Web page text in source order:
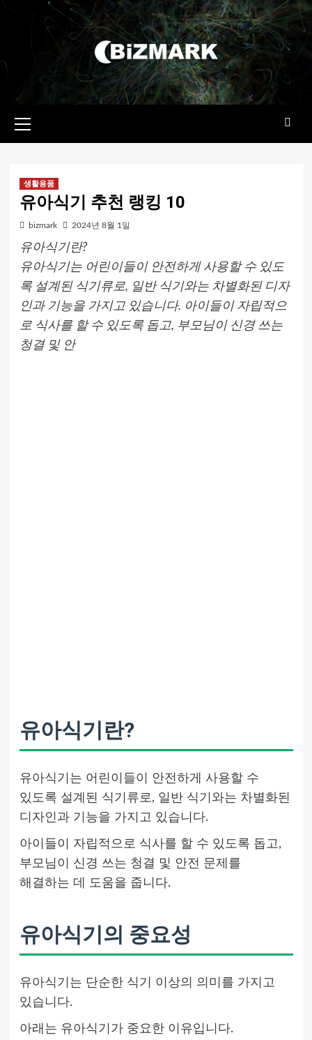
메뉴
생활용품
유아식기 추천 랭킹 10
bizmark 2024년 8월 1일
유아식기란?
유아식기는 어린이들이 안전하게 사용할 수 있도
록 설계된 식기류로, 일반 식기와는 차별화된 디자
인과 기능을 가지고 있습니다. 아이들이 자립적으
로 식사를 할 수 있도록 돕고, 부모님이 신경 쓰는
청결 및 안
유아식기란?
유아식기는 어린이들이 안전하게 사용할 수
있도록 설계된 식기류로, 일반 식기와는 차별화된
디자인과 기능을 가지고 있습니다.
아이들이 자립적으로 식사를 할 수 있도록 돕고,
부모님이 신경 쓰는 청결 및 안전 문제를
해결하는 데 도움을 줍니다.
유아식기의 중요성
유아식기는 단순한 식기 이상의 의미를 가지고
있습니다.
아래는 유아식기가 중요한 이유입니다.